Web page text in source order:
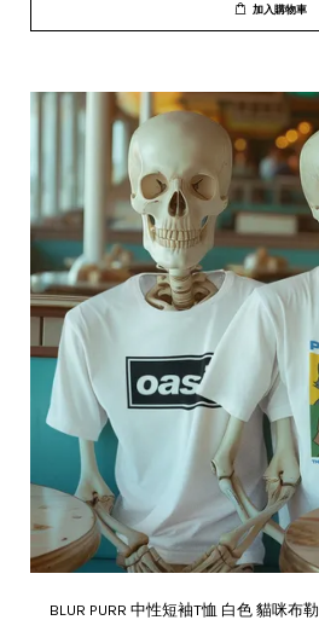
加入購物車
BLUR PURR 中性短袖T恤 白色 貓咪布